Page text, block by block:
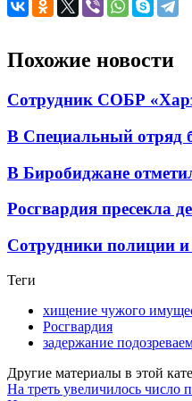
Похожие новости
Сотрудник СОБР
В Специальный отряд
В Биробиджане
Росгвардия пресекла
Сотрудники полиции и
Теги
хищение чужого
Росгвардия
задержание
Другие материалы в этой
На треть увеличилось число